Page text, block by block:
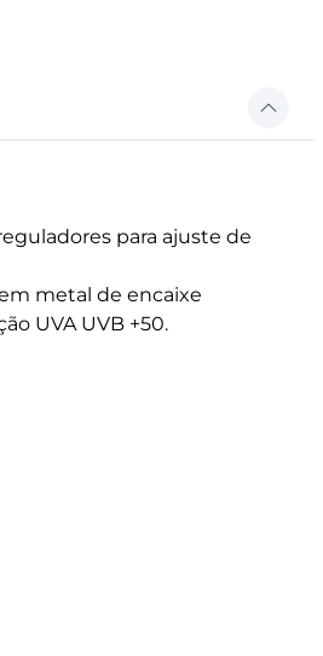
para ajuste de
metal de encaixe
UVA UVB +50.